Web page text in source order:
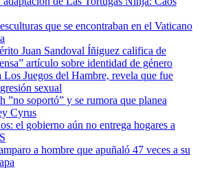
que se encontraban en el Vaticano
Juan Sandoval Íñiguez califica de
artículo sobre identidad de género
Los Juegos del Hambre, revela que fue
sexual
”no soportó” y se rumora que planea
Cyrus
el gobierno aún no entrega hogares a
a hombre que apuñaló 47 veces a su